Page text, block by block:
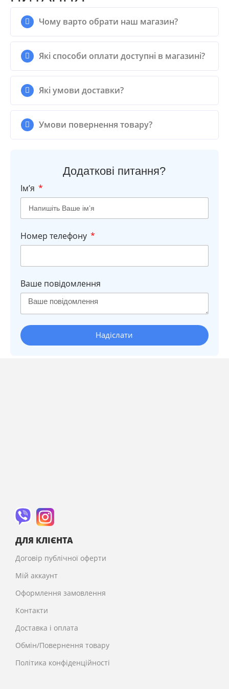
Чому варто обрати наш магазин?
Які способи оплати доступні в магазині?
Які умови доставки?
Умови повернення товару?
Додаткові питання?
Імʼя
Номер телефону
Ваше повідомлення
Надіслати
ДЛЯ КЛІЄНТА
Договір публічної оферти
Мій аккаунт
Оформлення замовлення
Контакти
Доставка і оплата
Обмін/Повернення товару
Політика конфіденційності